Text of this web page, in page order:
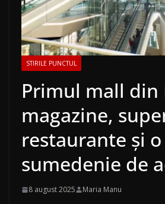
STIRILE PUNCTUL
Primul mall din
magazine,
restaurante și o
sumedenie de
8 august 2025 Maria Manu